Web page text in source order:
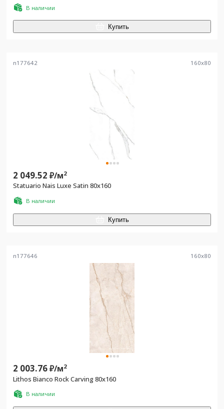
В наличии
Купить
n177642 160x80
2 049.52 ₽/м2
Statuario Nais Luxe Satin 80x160
В наличии
Купить
n177646 160x80
2 003.76₽/м2
Lithos Bianco Rock Carving 80x160
В наличии